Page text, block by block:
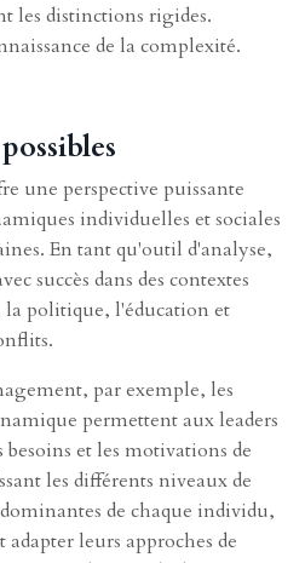
les distinctions rigides.
de la complexité.
une perspective puissante
individuelles et sociales
En tant qu'outil d'analyse,
succès dans des contextes
politique, l'éducation et
par exemple, les
permettent aux leaders
et les motivations de
les différents niveaux de
de chaque individu,
leurs approches de